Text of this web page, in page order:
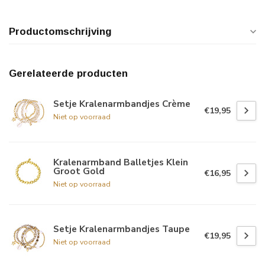
Productomschrijving
Gerelateerde producten
Setje Kralenarmbandjes Crème
Niet op voorraad
€19,95
Kralenarmband Balletjes Klein
Groot Gold
Niet op voorraad
€16,95
Setje Kralenarmbandjes Taupe
Niet op voorraad
€19,95